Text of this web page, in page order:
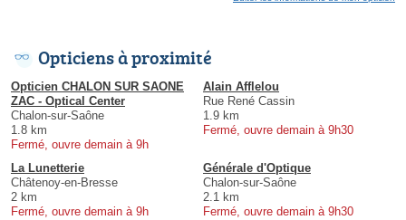
Opticiens à proximité
Opticien CHALON SUR SAONE
ZAC - Optical Center
Chalon-sur-Saône
1.8 km
Fermé, ouvre demain à 9h
Alain Afflelou
Rue René Cassin
1.9 km
Fermé, ouvre demain à 9h30
La Lunetterie
Châtenoy-en-Bresse
2 km
Fermé, ouvre demain à 9h
Générale d'Optique
Chalon-sur-Saône
2.1 km
Fermé, ouvre demain à 9h30